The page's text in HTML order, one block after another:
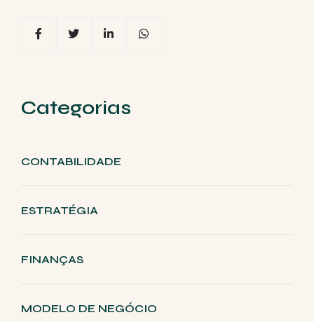
Categorias
CONTABILIDADE
ESTRATÉGIA
FINANÇAS
MODELO DE NEGÓCIO